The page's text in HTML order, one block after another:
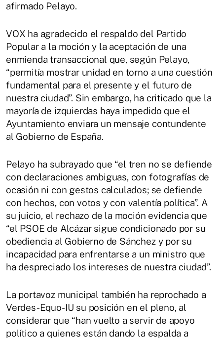
afirmado Pelayo.
VOX ha agradecido el respaldo del Partido
Popular a la moción y la aceptación de una
enmienda transaccional que, según Pelayo,
“permitía mostrar unidad en torno a una cuestión
fundamental para el presente y el futuro de
nuestra ciudad”. Sin embargo, ha criticado que la
mayoría de izquierdas haya impedido que el
Ayuntamiento enviara un mensaje contundente
al Gobierno de España.
Pelayo ha subrayado que “el tren no se defiende
con declaraciones ambiguas, con fotografías de
ocasión ni con gestos calculados; se defiende
con hechos, con votos y con valentía política”. A
su juicio, el rechazo de la moción evidencia que
“el PSOE de Alcázar sigue condicionado por su
obediencia al Gobierno de Sánchez y por su
incapacidad para enfrentarse a un ministro que
ha despreciado los intereses de nuestra ciudad”.
La portavoz municipal también ha reprochado a
Verdes-Equo-IU su posición en el pleno, al
considerar que “han vuelto a servir de apoyo
político a quienes están dando la espalda a